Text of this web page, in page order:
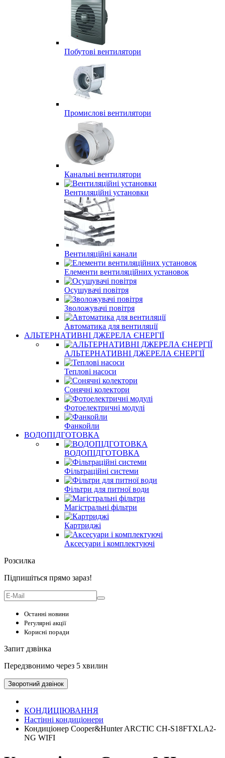
Побутові вентилятори
Промислові вентилятори
Канальні вентилятори
Вентиляційні установки
Вентиляційні канали
Елементи вентиляційних установок
Осушувачі повітря
Зволожувачі повітря
Автоматика для вентиляції
АЛЬТЕРНАТИВНІ ДЖЕРЕЛА ЄНЕРГІЇ
АЛЬТЕРНАТИВНІ ДЖЕРЕЛА ЄНЕРГІЇ
Теплові насоси
Сонячні колектори
Фотоелектричні модулі
Фанкойли
ВОДОПІДГОТОВКА
ВОДОПІДГОТОВКА
Фільтраційні системи
Фільтри для питної води
Магістральні фільтри
Картриджі
Аксесуари і комплектуючі
Розсилка
Підпишіться прямо зараз!
Останні новини
Регулярні акції
Корисні поради
Запит дзвінка
Передзвонимо через 5 хвилин
Зворотний дзвінок
КОНДИЦІЮВАННЯ
Настінні кондиціонери
Кондиціонер Cooper&Hunter ARCTIC CH-S18FTXLA2-
NG WIFI